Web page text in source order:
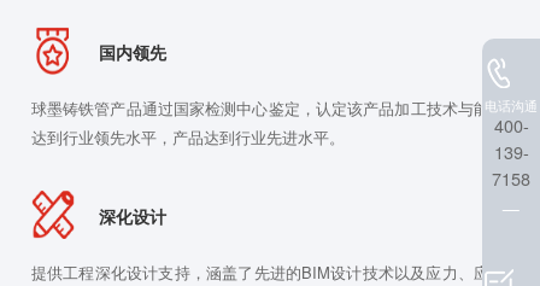
国内领先
球墨铸铁管产品通过国家检测中心鉴定，认定该产品加工技术与能力
达到行业领先水平，产品达到行业先进水平。
深化设计
提供工程深化设计支持，涵盖了先进的BIM设计技术以及应力、应变
电话沟通
400-
139-
7158